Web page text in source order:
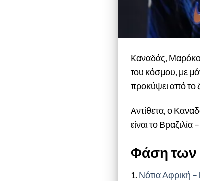
Καναδάς, Μαρόκο,
του κόσμου, με
προκύψει από το
Αντίθετα, ο
είναι το
Φάση των
1. Νότια Αφρική –